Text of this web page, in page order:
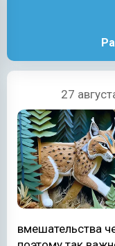
27
вмешательства